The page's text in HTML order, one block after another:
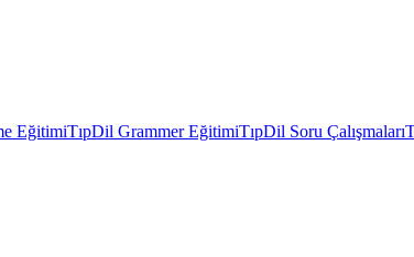
EğitimiTıpDil Grammer EğitimiTıpDil Soru Çalışmaları